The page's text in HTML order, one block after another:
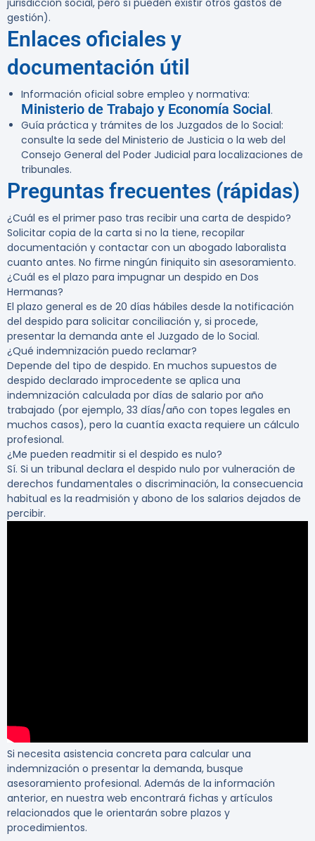
jurisdicción social, pero sí pueden existir otros gastos de
gestión).
Enlaces oficiales y
documentación útil
Información oficial sobre empleo y normativa:
Ministerio de Trabajo y Economía Social.
Guía práctica y trámites de los Juzgados de lo Social:
consulte la sede del Ministerio de Justicia o la web del
Consejo General del Poder Judicial para localizaciones de
tribunales.
Preguntas frecuentes (rápidas)
¿Cuál es el primer paso tras recibir una carta de despido?
Solicitar copia de la carta si no la tiene, recopilar
documentación y contactar con un abogado laboralista
cuanto antes. No firme ningún finiquito sin asesoramiento.
¿Cuál es el plazo para impugnar un despido en Dos
Hermanas?
El plazo general es de 20 días hábiles desde la notificación
del despido para solicitar conciliación y, si procede,
presentar la demanda ante el Juzgado de lo Social.
¿Qué indemnización puedo reclamar?
Depende del tipo de despido. En muchos supuestos de
despido declarado improcedente se aplica una
indemnización calculada por días de salario por año
trabajado (por ejemplo, 33 días/año con topes legales en
muchos casos), pero la cuantía exacta requiere un cálculo
profesional.
¿Me pueden readmitir si el despido es nulo?
Sí. Si un tribunal declara el despido nulo por vulneración de
derechos fundamentales o discriminación, la consecuencia
habitual es la readmisión y abono de los salarios dejados de
percibir.
Si necesita asistencia concreta para calcular una
indemnización o presentar la demanda, busque
asesoramiento profesional. Además de la información
anterior, en nuestra web encontrará fichas y artículos
relacionados que le orientarán sobre plazos y
procedimientos.